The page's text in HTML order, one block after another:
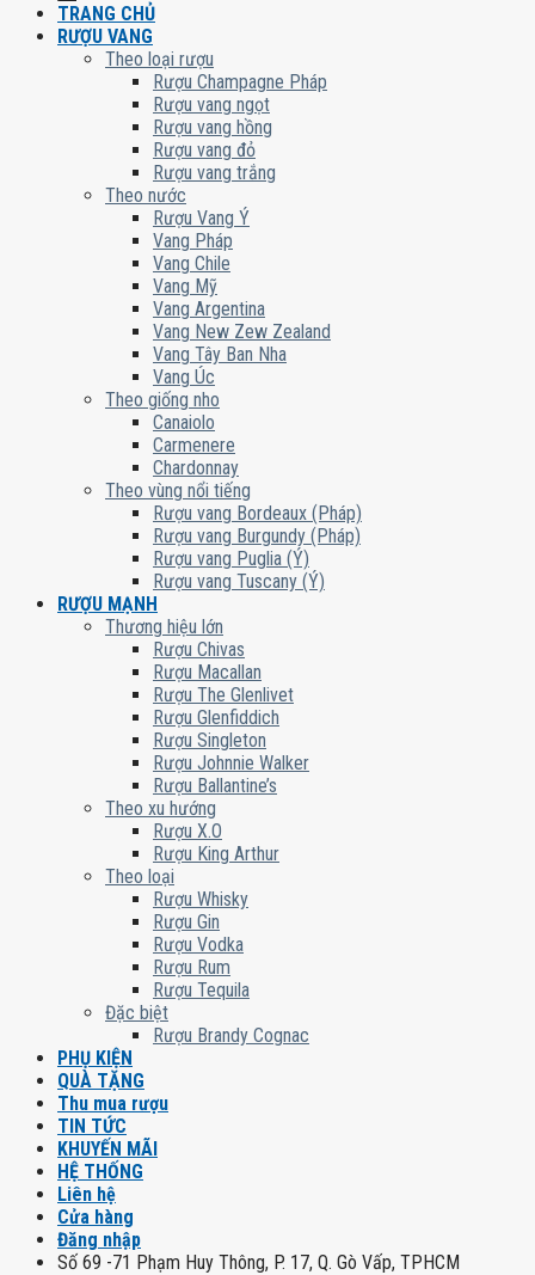
TRANG CHỦ
RƯỢU VANG
Theo loại rượu
Rượu Champagne Pháp
Rượu vang ngọt
Rượu vang hồng
Rượu vang đỏ
Rượu vang trắng
Theo nước
Rượu Vang Ý
Vang Pháp
Vang Chile
Vang Mỹ
Vang Argentina
Vang New Zew Zealand
Vang Tây Ban Nha
Vang Úc
Theo giống nho
Canaiolo
Carmenere
Chardonnay
Theo vùng nổi tiếng
Rượu vang Bordeaux (Pháp)
Rượu vang Burgundy (Pháp)
Rượu vang Puglia (Ý)
Rượu vang Tuscany (Ý)
RƯỢU MẠNH
Thương hiệu lớn
Rượu Chivas
Rượu Macallan
Rượu The Glenlivet
Rượu Glenfiddich
Rượu Singleton
Rượu Johnnie Walker
Rượu Ballantine’s
Theo xu hướng
Rượu X.O
Rượu King Arthur
Theo loại
Rượu Whisky
Rượu Gin
Rượu Vodka
Rượu Rum
Rượu Tequila
Đặc biệt
Rượu Brandy Cognac
PHỤ KIỆN
QUÀ TẶNG
Thu mua rượu
TIN TỨC
KHUYẾN MÃI
HỆ THỐNG
Liên hệ
Cửa hàng
Đăng nhập
Số 69 -71 Phạm Huy Thông, P. 17, Q. Gò Vấp, TPHCM